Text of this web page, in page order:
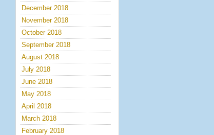
December 2018
November 2018
October 2018
September 2018
August 2018
July 2018
June 2018
May 2018
April 2018
March 2018
February 2018